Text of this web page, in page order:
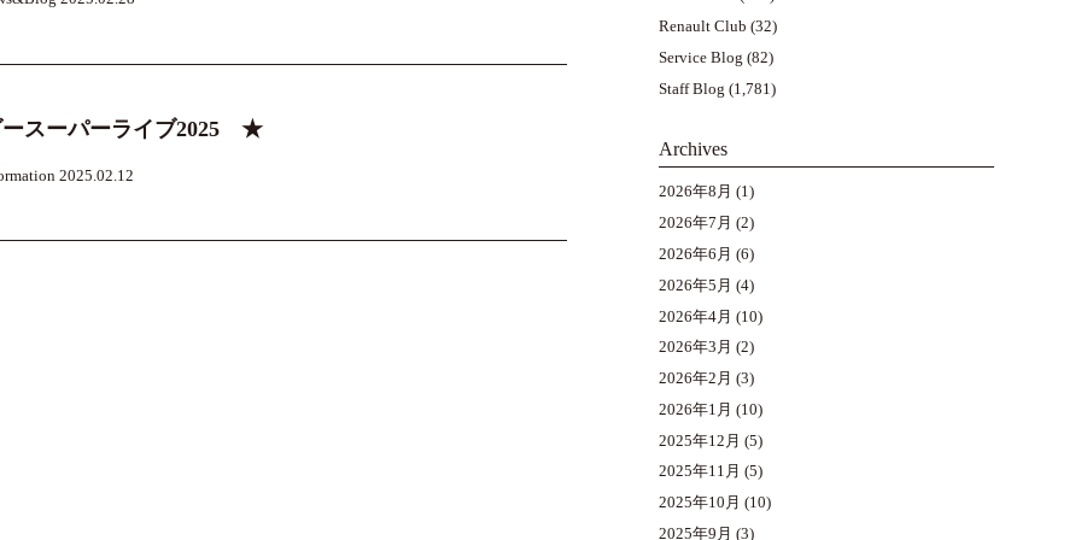
スーパーライブ2025 ★
2025.02.12
Renault Club (32)
Service Blog (82)
Staff Blog (1,781)
Archives
2026年8月 (1)
2026年7月 (2)
2026年6月 (6)
2026年5月 (4)
2026年4月 (10)
2026年3月 (2)
2026年2月 (3)
2026年1月 (10)
2025年12月 (5)
2025年11月 (5)
2025年10月 (10)
2025年9月 (3)